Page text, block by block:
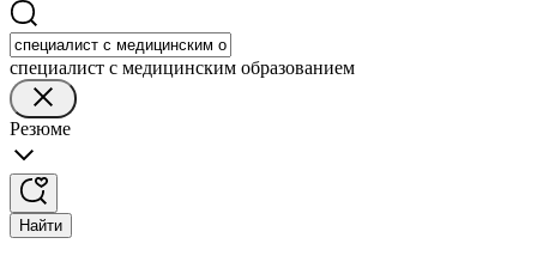
специалист с медицинским образованием
Резюме
Найти